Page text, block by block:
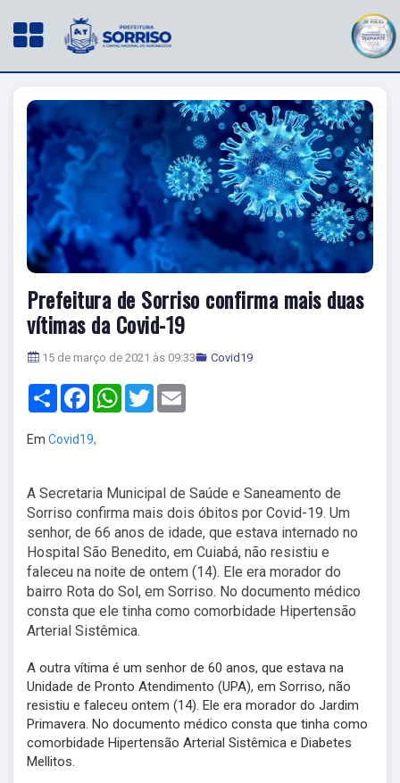
Prefeitura de Sorriso confirma mais duas
vítimas da Covid-19
15 de março de 2021 às 09:33 Covid19
Share FacebookWhatsApp
Twitter
Em Covid19,
A Secretaria Municipal de Saúde e Saneamento de
Sorriso confirma mais dois óbitos por Covid-19. Um
senhor, de 66 anos de idade, que estava internado no
Hospital São Benedito, em Cuiabá, não resistiu e
faleceu na noite de ontem (14). Ele era morador do
bairro Rota do Sol, em Sorriso. No documento médico
consta que ele tinha como comorbidade Hipertensão
Arterial Sistêmica.
A outra vítima é um senhor de 60 anos, que estava na
Unidade de Pronto Atendimento (UPA), em Sorriso, não
resistiu e faleceu ontem (14). Ele era morador do Jardim
Primavera. No documento médico consta que tinha como
comorbidade Hipertensão Arterial Sistêmica e Diabetes
Mellitos.